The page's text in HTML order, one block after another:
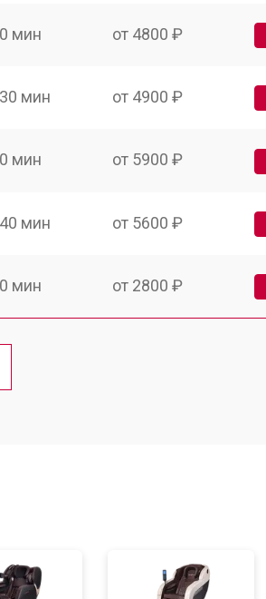
мин от 4800 ₽
мин от 4900 ₽
мин от 5900 ₽
мин от 5600 ₽
мин от 2800 ₽
мин